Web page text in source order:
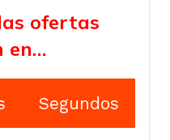
ofertas
en…
Segundos